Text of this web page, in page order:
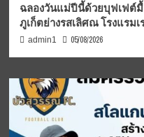
ฉลองวันแม่ปีนี้ด้วยบุฟเฟต์
ภูเก็ตย่างรสเลิศณ โรงแรม
admin1 05/08/2026